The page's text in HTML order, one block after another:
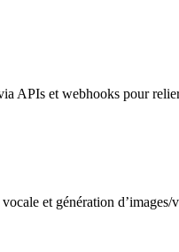
APIs et webhooks pour
et génération